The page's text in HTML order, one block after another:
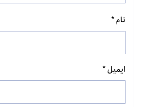
نام*
ایمیل*